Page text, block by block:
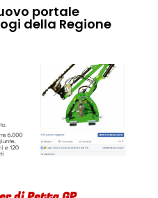
portale
della Regione